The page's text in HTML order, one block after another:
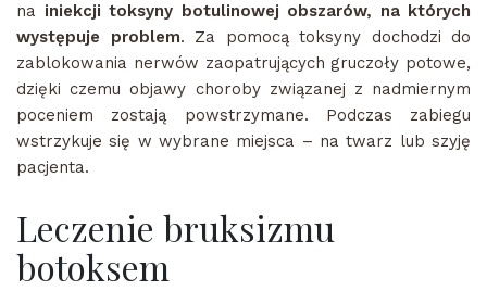
na iniekcji toksyny botulinowej obszarów, na których
występuje problem. Za pomocą toksyny dochodzi do
zablokowania nerwów zaopatrujących gruczoły potowe,
dzięki czemu objawy choroby związanej z nadmiernym
poceniem zostają powstrzymane. Podczas zabiegu
wstrzykuje się w wybrane miejsca – na twarz lub szyję
pacjenta.
Leczenie bruksizmu
botoksem